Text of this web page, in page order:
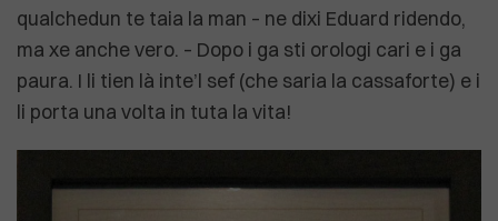
qualchedun te taia la man – ne dixi Eduard ridendo,
ma xe anche vero. – Dopo i ga sti orologi cari e i ga
paura. I li tien là inte’l sef (che saria la cassaforte) e i
li porta una volta in tuta la vita!